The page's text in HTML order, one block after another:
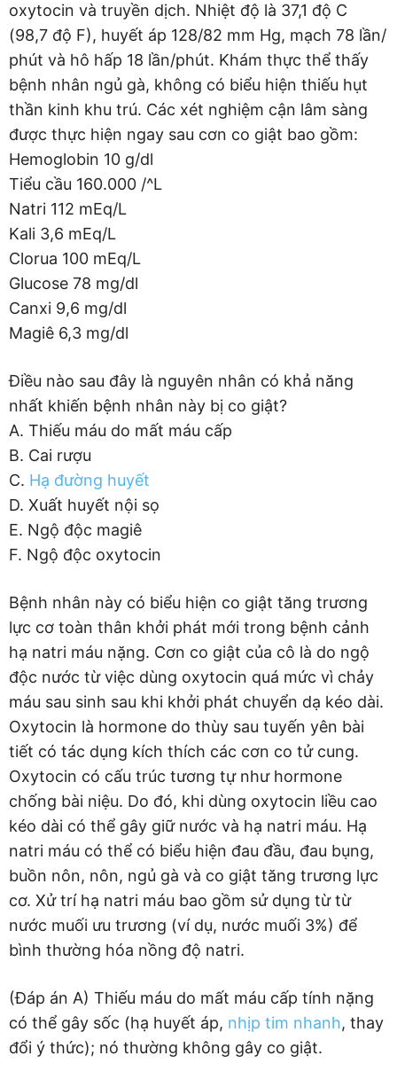
oxytocin và truyền dịch. Nhiệt độ là 37,1 độ C
(98,7 độ F), huyết áp 128/82 mm Hg, mạch 78 lần/
phút và hô hấp 18 lần/phút. Khám thực thể thấy
bệnh nhân ngủ gà, không có biểu hiện thiếu hụt
thần kinh khu trú. Các xét nghiệm cận lâm sàng
được thực hiện ngay sau cơn co giật bao gồm:
Hemoglobin 10 g/dl
Tiểu cầu 160.000 /^L
Natri 112 mEq/L
Kali 3,6 mEq/L
Clorua 100 mEq/L
Glucose 78 mg/dl
Canxi 9,6 mg/dl
Magiê 6,3 mg/dl
Điều nào sau đây là nguyên nhân có khả năng
nhất khiến bệnh nhân này bị co giật?
A. Thiếu máu do mất máu cấp
B. Cai rượu
C. Hạ đường huyết
D. Xuất huyết nội sọ
E. Ngộ độc magiê
F. Ngộ độc oxytocin
Bệnh nhân này có biểu hiện co giật tăng trương
lực cơ toàn thân khởi phát mới trong bệnh cảnh
hạ natri máu nặng. Cơn co giật của cô là do ngộ
độc nước từ việc dùng oxytocin quá mức vì chảy
máu sau sinh sau khi khởi phát chuyển dạ kéo dài.
Oxytocin là hormone do thùy sau tuyến yên bài
tiết có tác dụng kích thích các cơn co tử cung.
Oxytocin có cấu trúc tương tự như hormone
chống bài niệu. Do đó, khi dùng oxytocin liều cao
kéo dài có thể gây giữ nước và hạ natri máu. Hạ
natri máu có thể có biểu hiện đau đầu, đau bụng,
buồn nôn, nôn, ngủ gà và co giật tăng trương lực
cơ. Xử trí hạ natri máu bao gồm sử dụng từ từ
nước muối ưu trương (ví dụ, nước muối 3%) để
bình thường hóa nồng độ natri.
(Đáp án A) Thiếu máu do mất máu cấp tính nặng
có thể gây sốc (hạ huyết áp, nhịp tim nhanh, thay
đổi ý thức); nó thường không gây co giật.